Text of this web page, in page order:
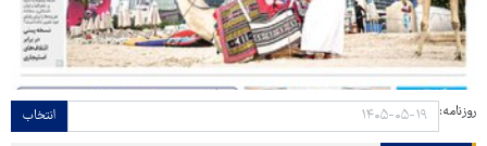
روزنامه: انتخاب